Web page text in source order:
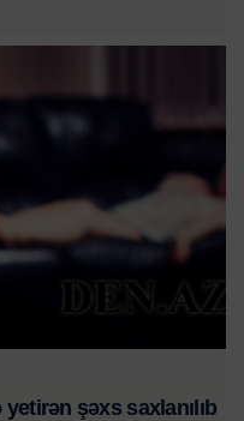
yetirən şəxs saxlanılıb